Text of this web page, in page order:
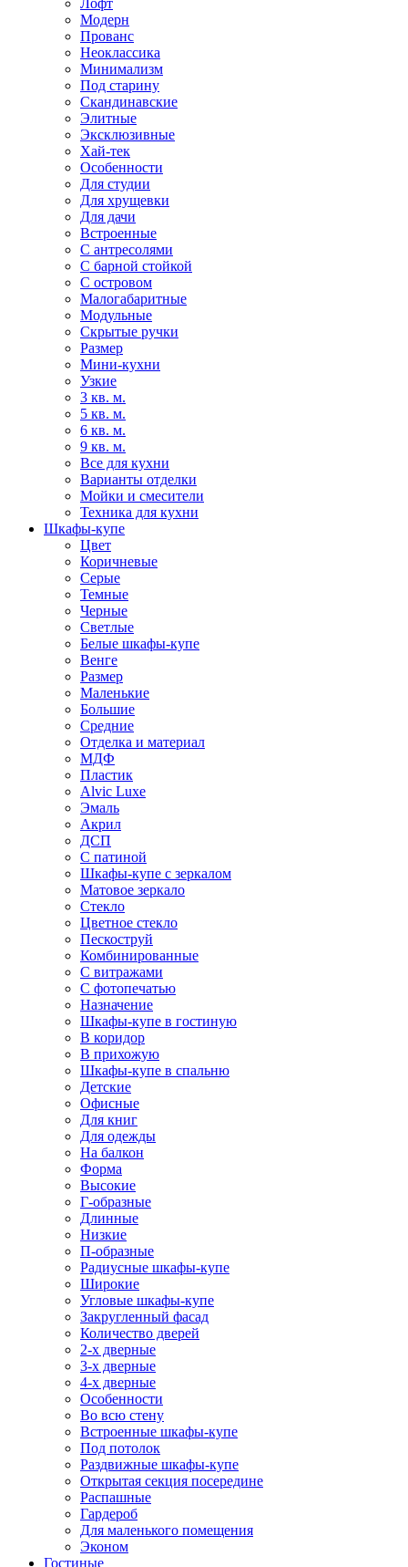
Лофт
Модерн
Прованс
Неоклассика
Минимализм
Под старину
Скандинавские
Элитные
Эксклюзивные
Хай-тек
Особенности
Для студии
Для хрущевки
Для дачи
Встроенные
С антресолями
С барной стойкой
С островом
Малогабаритные
Модульные
Скрытые ручки
Размер
Мини-кухни
Узкие
3 кв. м.
5 кв. м.
6 кв. м.
9 кв. м.
Все для кухни
Варианты отделки
Мойки и смесители
Техника для кухни
Шкафы-купе
Цвет
Коричневые
Серые
Темные
Черные
Светлые
Белые шкафы-купе
Венге
Размер
Маленькие
Большие
Средние
Отделка и материал
МДФ
Пластик
Alvic Luxe
Эмаль
Акрил
ДСП
С патиной
Шкафы-купе с зеркалом
Матовое зеркало
Стекло
Цветное стекло
Пескоструй
Комбинированные
С витражами
С фотопечатью
Назначение
Шкафы-купе в гостиную
В коридор
В прихожую
Шкафы-купе в спальню
Детские
Офисные
Для книг
Для одежды
На балкон
Форма
Высокие
Г-образные
Длинные
Низкие
П-образные
Радиусные шкафы-купе
Широкие
Угловые шкафы-купе
Закругленный фасад
Количество дверей
2-х дверные
3-х дверные
4-х дверные
Особенности
Во всю стену
Встроенные шкафы-купе
Под потолок
Раздвижные шкафы-купе
Открытая секция посередине
Распашные
Гардероб
Для маленького помещения
Эконом
Гостиные